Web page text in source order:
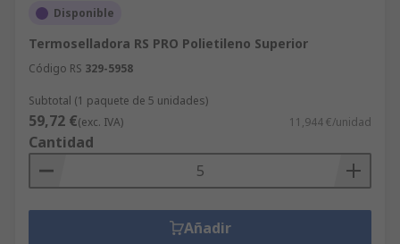
Disponible
Termoselladora RS PRO Polietileno Superior
Código RS 329-5958
Subtotal (1 paquete de 5 unidades)
59,72 €(exc. IVA) 11,944 €/unidad
Cantidad
Añadir